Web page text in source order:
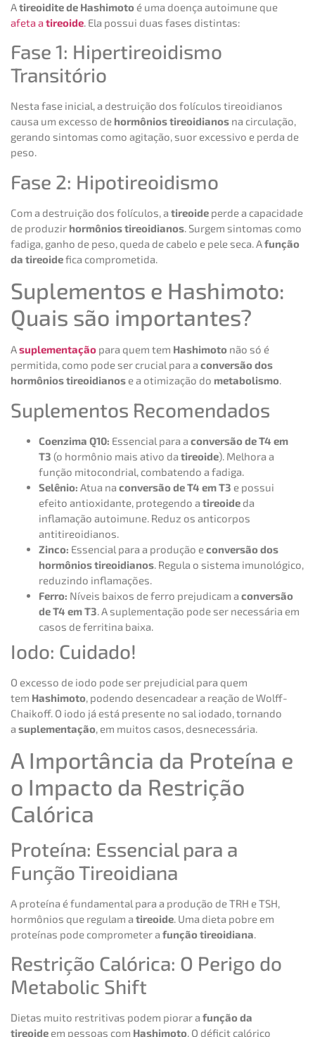
Atireoidite de Hashimoto é uma doença autoimune que
afeta atireoide. Ela possui duas fases distintas:
Fase 1: Hipertireoidismo
Transitório
Nesta fase inicial, a destruição dos folículos tireoidianos
causa um excesso de hormônios tireoidianos na circulação,
gerando sintomas como agitação, suor excessivo e perda de
peso.
Fase 2: Hipotireoidismo
Com a destruição dos folículos, a tireoide perde a capacidade
de produzir hormônios tireoidianos. Surgem sintomas como
fadiga, ganho de peso, queda de cabelo e pele seca. Afunção
da tireoidefica comprometida.
Suplementos e Hashimoto:
Quais são importantes?
Asuplementação para quem tem Hashimoto não só é
permitida, como pode ser crucial para a conversão dos
hormônios tireoidianos e a otimização do metabolismo.
Suplementos Recomendados
Coenzima Q10: Essencial para a conversão de T4 em
T3 (o hormônio mais ativo da tireoide). Melhora a
função mitocondrial, combatendo a fadiga.
Selênio: Atua na conversão de T4 em T3 e possui
efeito antioxidante, protegendo a tireoide da
inflamação autoimune. Reduz os anticorpos
antitireoidianos.
Zinco: Essencial para a produção econversão dos
hormônios tireoidianos . Regula o sistema imunológico,
reduzindo inflamações.
Ferro: Níveis baixos de ferro prejudicam a conversão
de T4 em T3 . A suplementação pode ser necessária em
casos de ferritina baixa.
Iodo: Cuidado!
O excesso de iodo pode ser prejudicial para quem
tem Hashimoto , podendo desencadear a reação de Wolff-
Chaikoff. O iodo já está presente no sal iodado, tornando
a suplementação , em muitos casos, desnecessária.
A Importância da Proteína e
o Impacto da Restrição
Calórica
Proteína: Essencial para a
Função Tireoidiana
A proteína é fundamental para a produção de TRH e TSH,
hormônios que regulam a tireoide. Uma dieta pobre em
proteínas pode comprometer a função tireoidiana.
Restrição Calórica: O Perigo do
Metabolic Shift
Dietas muito restritivas podem piorar a função da
tireoide em pessoas com Hashimoto. O déficit calórico